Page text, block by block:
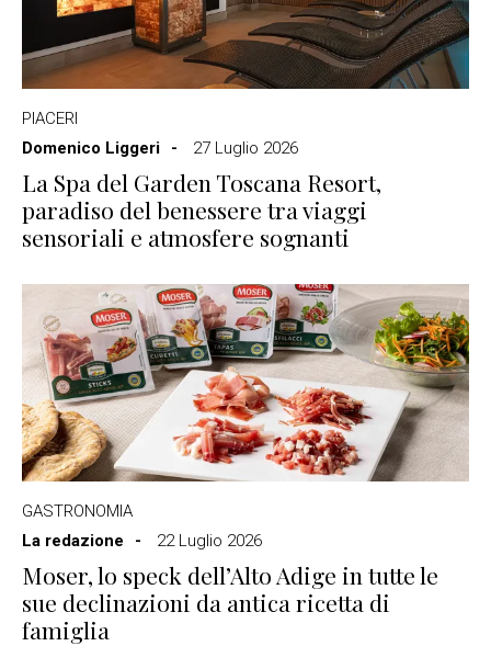
PIACERI
Domenico Liggeri
27 Luglio 2026
La Spa del Garden Toscana Resort,
paradiso del benessere tra viaggi
sensoriali e atmosfere sognanti
GASTRONOMIA
La redazione
22 Luglio 2026
Moser, lo speck dell’Alto Adige in tutte le
sue declinazioni da antica ricetta di
famiglia